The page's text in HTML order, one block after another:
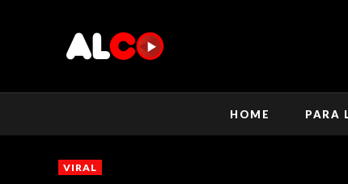
HOME PARA
VIRAL